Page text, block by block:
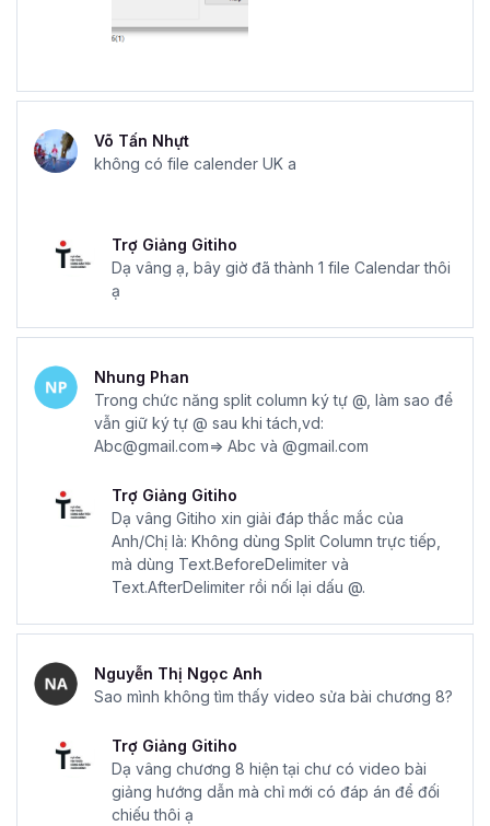
Võ Tấn Nhựt
không có file calender UK a
Trợ Giảng Gitiho
Dạ vâng ạ, bây giờ đã thành 1 file Calendar thôi
ạ
Nhung Phan
Trong chức năng split column ký tự @, làm sao để
vẫn giữ ký tự @ sau khi tách,vd:
Abc@gmail.com=> Abc và @gmail.com
Trợ Giảng Gitiho
Dạ vâng Gitiho xin giải đáp thắc mắc của
Anh/Chị là: Không dùng Split Column trực tiếp,
mà dùng Text.BeforeDelimiter và
Text.AfterDelimiter rồi nối lại dấu @.
Nguyễn Thị Ngọc Anh
Sao mình không tìm thấy video sửa bài chương 8?
Trợ Giảng Gitiho
Dạ vâng chương 8 hiện tại chư có video bài
giảng hướng dẫn mà chỉ mới có đáp án để đối
chiếu thôi ạ